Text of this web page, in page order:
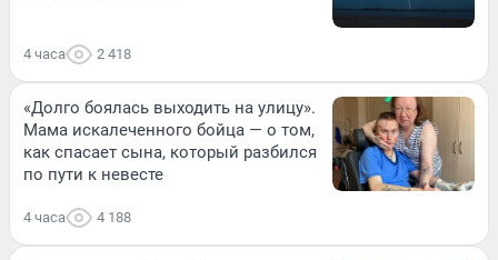
4 часа 2 418
«Долго боялась выходить на улицу».
Мама искалеченного бойца — о том,
как спасает сына, который разбился
по пути к невесте
4 часа 4 188